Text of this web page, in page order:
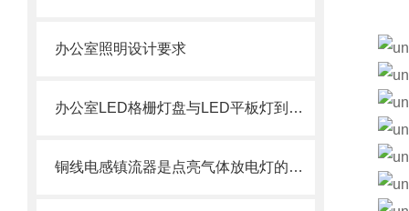
办公室照明设计要求
办公室LED格栅灯盘与LED平板灯到底有什么区别？
铜线电感镇流器是点亮气体放电灯的电流守护者